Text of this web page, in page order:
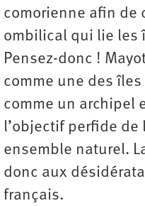
comorienne afin de
ombilical qui lie les
Pensez-donc !
comme une des
comme un archipel
l’objectif perfide de
ensemble naturel.
donc aux
français.